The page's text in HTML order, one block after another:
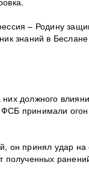
– Родину
знаний в
должного
принимали
он принял удар на
полученных